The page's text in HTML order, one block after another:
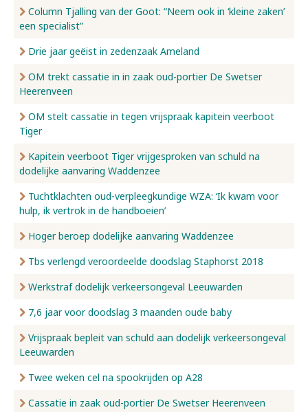
Column Tjalling van der Goot: “Neem ook in ‘kleine zaken’
een specialist”
Drie jaar geëist in zedenzaak Ameland
OM trekt cassatie in in zaak oud-portier De Swetser
Heerenveen
OM stelt cassatie in tegen vrijspraak kapitein veerboot
Tiger
Kapitein veerboot Tiger vrijgesproken van schuld na
dodelijke aanvaring Waddenzee
Tuchtklachten oud-verpleegkundige WZA: ‘Ik kwam voor
hulp, ik vertrok in de handboeien’
Hoger beroep dodelijke aanvaring Waddenzee
Tbs verlengd veroordeelde doodslag Staphorst 2018
Werkstraf dodelijk verkeersongeval Leeuwarden
7,6 jaar voor doodslag 3 maanden oude baby
Vrijspraak bepleit van schuld aan dodelijk verkeersongeval
Leeuwarden
Twee weken cel na spookrijden op A28
Cassatie in zaak oud-portier De Swetser Heerenveen